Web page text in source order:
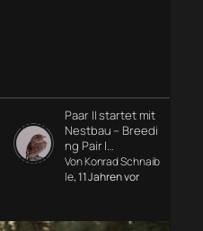
Paar II startet mit
Nestbau – Breedi
ng Pair I…
Von Konrad Schnaib
le, 11 Jahren vor